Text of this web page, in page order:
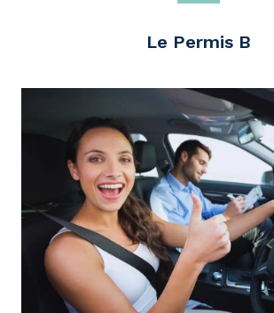
Le Permis B